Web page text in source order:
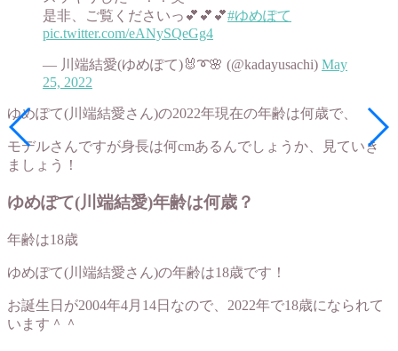
是非、ご覧くださいっ💕💕💕#ゆめぽて
pic.twitter.com/eANySQeGg4
— 川端結愛(ゆめぽて)🐰➰🌸 (@kadayusachi) May
25, 2022
ゆめぽて(川端結愛さん)の2022年現在の年齢は何歳で、
モデルさんですが身長は何cmあるんでしょうか、見ていき
ましょう！
ゆめぽて(川端結愛)年齢は何歳？
年齢は18歳
ゆめぽて(川端結愛さん)の年齢は18歳です！
お誕生日が2004年4月14日なので、2022年で18歳になられて
います＾＾